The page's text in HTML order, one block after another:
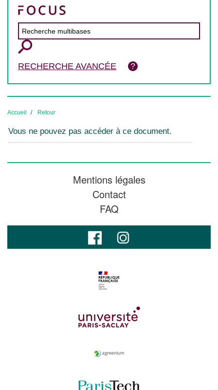
RECHERCHE AVANCÉE
Accueil Retour
Vous ne pouvez pas accéder à ce document.
Mentions légales
Contact
FAQ